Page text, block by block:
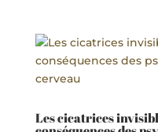
Les cicatrices